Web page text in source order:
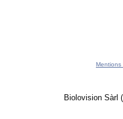
Mentions
Biolovision Sàrl